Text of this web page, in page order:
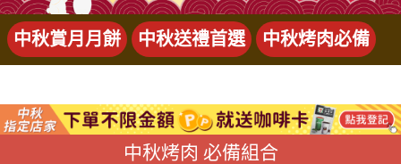
中秋賞月月餅 中秋送禮首選 中秋烤肉必備
中秋烤肉 必備組合